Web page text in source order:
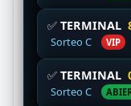
✅ TERMINAL
Sorteo C VIP
✅ TERMINAL
Sorteo C